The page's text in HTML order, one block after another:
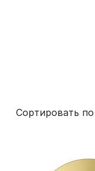
Сортировать